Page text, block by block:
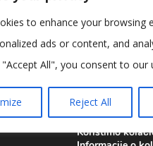
to enhance your browsing
ads or content, and
"Accept All", you consent to our
Reject All
Koristimo